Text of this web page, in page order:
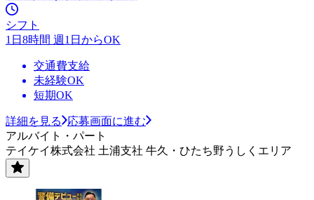
シフト
1日8時間 週1日からOK
交通費支給
未経験OK
短期OK
詳細を見る
応募画面に進む
アルバイト・パート
テイケイ株式会社 土浦支社 牛久・ひたち野うしくエリア